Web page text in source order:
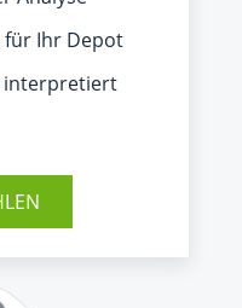
für Ihr Depot
interpretiert